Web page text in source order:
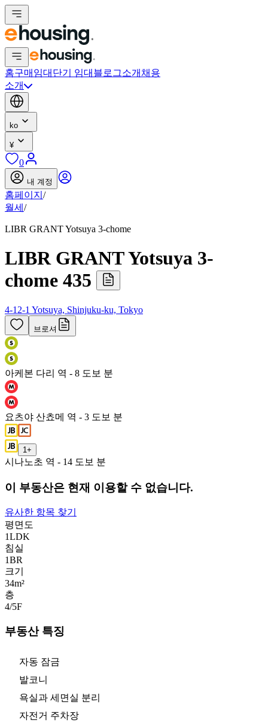
홈구매 임대 단기 임대 블로그소개 채용
소개
ko
¥
0
내 계정
홈페이지 /
월세 /
LIBR GRANT Yotsuya 3-chome
LIBR GRANT Yotsuya 3-
chome 435
4-12-1 Yotsuya, Shinjuku-ku, Tokyo
브로셔
아케본 다리 역 - 8 도보 분
요츠야 산쵸메 역 - 3 도보 분
1 +
시나노초 역 - 14 도보 분
이 부동산은 현재 이용할 수 없습니다.
유사한 항목 찾기
평면도
1LDK
침실
1BR
크기
34m²
층
4/5F
부동산 특징
자동 잠금
발코니
욕실과 세면실 분리
자전거 주차장